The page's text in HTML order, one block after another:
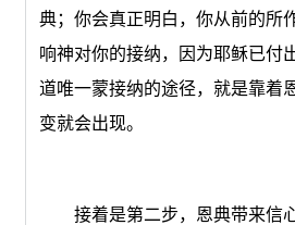
典；你会真正明白，你从前的所
响神对你的接纳，因为耶稣已付
道唯一蒙接纳的途径，就是靠着
变就会出现。
接着是第二步，恩典带来信